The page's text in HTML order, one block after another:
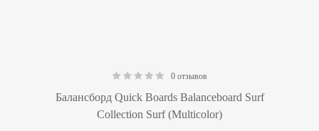
0 отзывов
Балансборд Quick Boards Balanceboard Surf
Collection Surf (Multicolor)